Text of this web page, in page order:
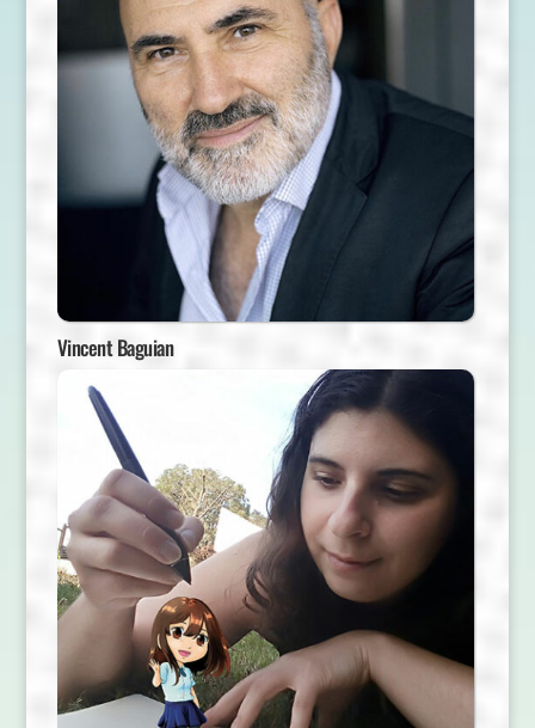
Vincent Baguian